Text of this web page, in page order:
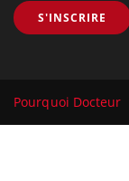
S'INSCRIRE
Pourquoi Docteur